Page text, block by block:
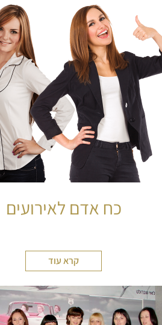
כח אדם לאירועים
קרא עוד